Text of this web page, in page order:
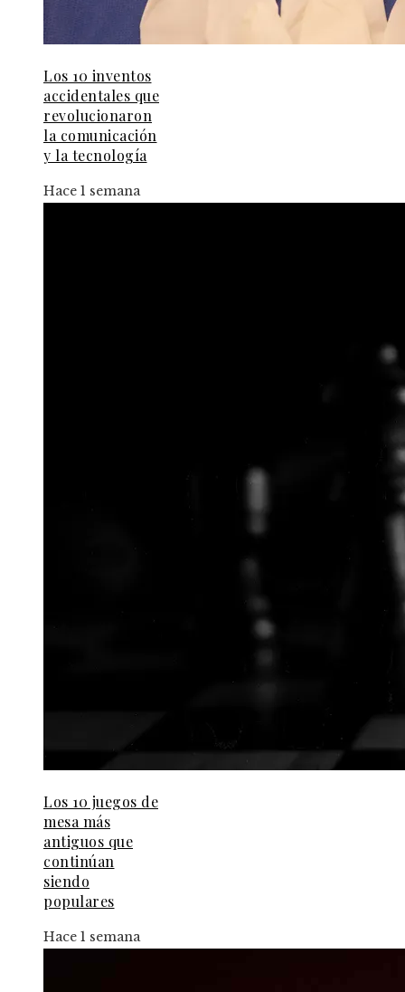
Los 10 inventos
accidentales que
revolucionaron
la comunicación
y la tecnología
Hace 1 semana
Los 10 juegos de
mesa más
antiguos que
continúan
siendo
populares
Hace 1 semana